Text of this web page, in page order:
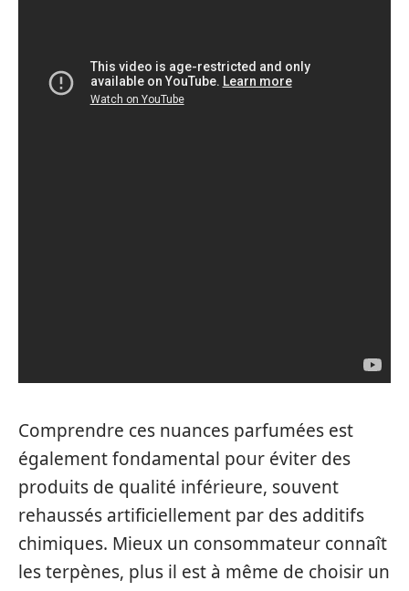
Comprendre ces nuances parfumées est
également fondamental pour éviter des
produits de qualité inférieure, souvent
rehaussés artificiellement par des additifs
chimiques. Mieux un consommateur connaît
les terpènes, plus il est à même de choisir un